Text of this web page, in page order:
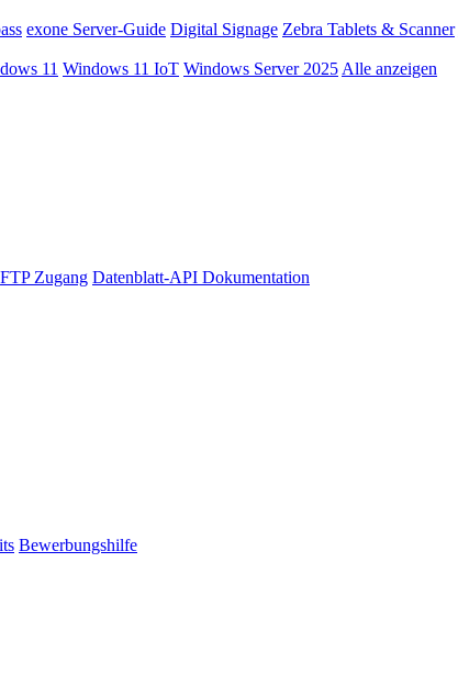
exone Server-Guide Digital Signage Zebra Tablets & Scanner
11 Windows 11 IoT Windows Server 2025 Alle anzeigen
FTP Zugang Datenblatt-API Dokumentation
Bewerbungshilfe